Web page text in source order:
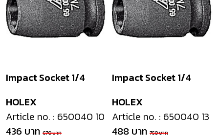
HOLEX
Impact Socket 1/4
Article no. : 650040 10
436 บาท 670 บาท
HOLEX
Impact Socket 1/4
Article no. : 650040 13
488 บาท 750 บาท